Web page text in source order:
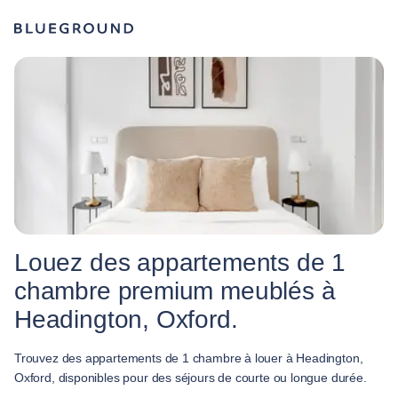
Louez des appartements de 1
chambre premium meublés à
Headington, Oxford.
Trouvez des appartements de 1 chambre à louer à Headington,
Oxford, disponibles pour des séjours de courte ou longue durée.